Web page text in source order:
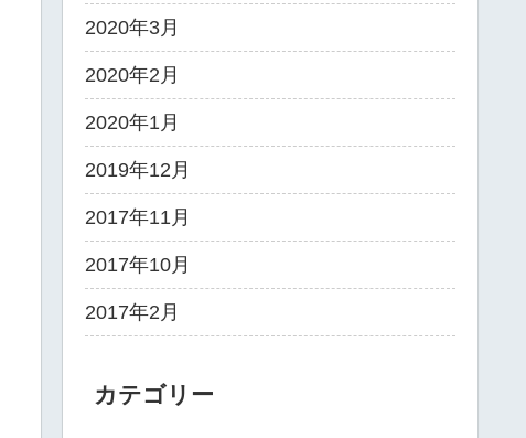
2020年3月
2020年2月
2020年1月
2019年12月
2017年11月
2017年10月
2017年2月
カテゴリー